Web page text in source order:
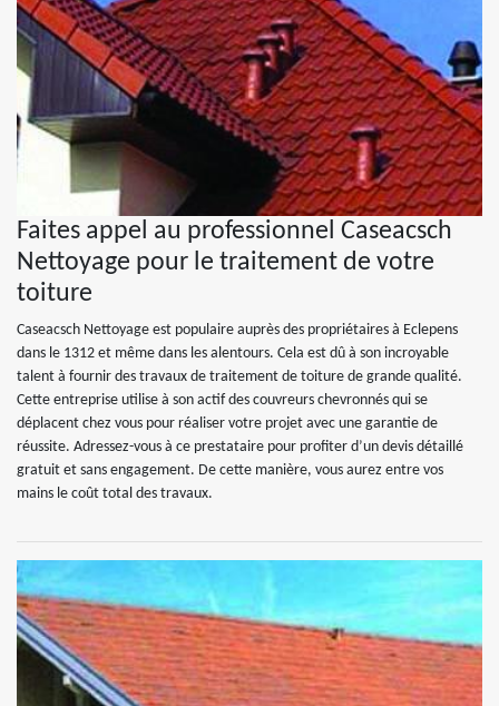
Faites appel au professionnel Caseacsch
Nettoyage pour le traitement de votre
toiture
Caseacsch Nettoyage est populaire auprès des propriétaires à Eclepens
dans le 1312 et même dans les alentours. Cela est dû à son incroyable
talent à fournir des travaux de traitement de toiture de grande qualité.
Cette entreprise utilise à son actif des couvreurs chevronnés qui se
déplacent chez vous pour réaliser votre projet avec une garantie de
réussite. Adressez-vous à ce prestataire pour profiter d’un devis détaillé
gratuit et sans engagement. De cette manière, vous aurez entre vos
mains le coût total des travaux.